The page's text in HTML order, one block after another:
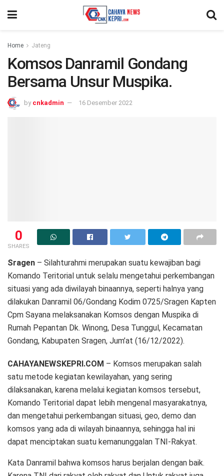
Home Jateng
Komsos Danramil Gondang
Bersama Unsur Muspika.
by cnkadmin 16 Desember 2022
0
SHARES
Sragen – Silahturahmi merupakan suatu kewajiban bagi
Komando Teritorial untuk selalu mengetahui perkembangan
situasi yang ada diwilayah binaannya, seperti halnya yang
dilakukan Danramil 06/Gondang Kodim 0725/Sragen Kapten
Cpm Sayana melaksanakan Komsos dengan Muspika di
Rumah Pepantan Dk. Winong, Desa Tunggul, Kecamatan
Gondang, Kabupaten Sragen, Jum’at (16/12/2022).
CAHAYANEWSKEPRI.COM – Komsos merupakan salah
satu metode kegiatan kewilayahan, yang sering
dilaksanakan, karena melalui kegiatan komsos tersebut,
Komando Teritorial dapat lebih mengenal masyarakatnya,
dan mengetahui perkembangan situasi, geo, demo dan
komsos yang ada di wilayah binaannya, sehingga hal ini
dapat menciptakan suatu kemanunggalan TNI-Rakyat.
Kata Danramil bahwa komsos harus berjalan dengan baik.